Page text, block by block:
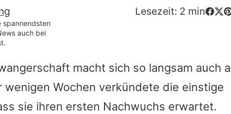
Lesezeit: 2 min
spannendsten
auch bei
macht sich so langsam auch
wenigen Wochen verkündete die einstige
sie ihren ersten Nachwuchs erwartet.